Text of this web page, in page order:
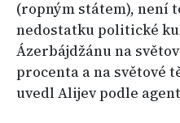
(ropným státem), není
nedostatku politické
Ázerbájdžánu na
procenta a na světové
uvedl Alijev podle